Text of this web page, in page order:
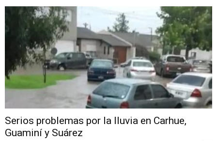
Serios problemas por la lluvia en Carhue,
Guaminí y Suárez